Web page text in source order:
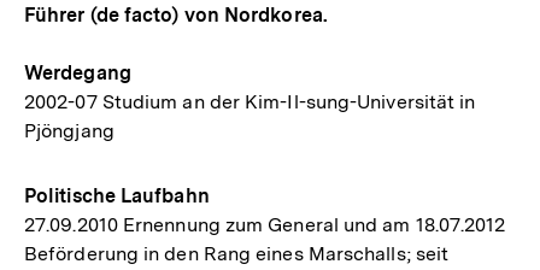
Führer (de facto) von Nordkorea.
Werdegang
2002-07 Studium an der Kim-Il-sung-Universität in
Pjöngjang
Politische Laufbahn
27.09.2010 Ernennung zum General und am 18.07.2012
Beförderung in den Rang eines Marschalls; seit